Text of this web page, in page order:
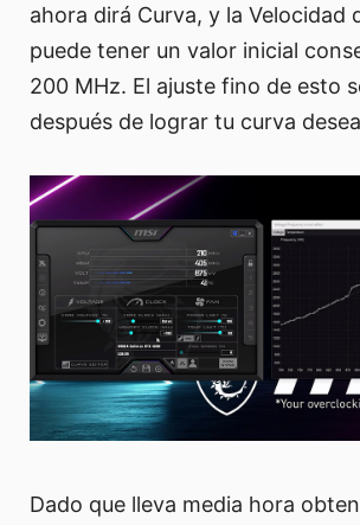
ahora dirá Curva, y la Velocidad
puede tener un valor inicial
200 MHz. El ajuste fino de esto
después de lograr tu curva
Dado que lleva media hora